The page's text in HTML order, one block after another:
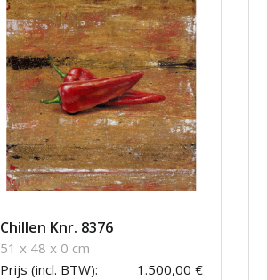
Chillen Knr. 8376
51 x 48 x 0 cm
Prijs (incl. BTW):
1.500,00 €